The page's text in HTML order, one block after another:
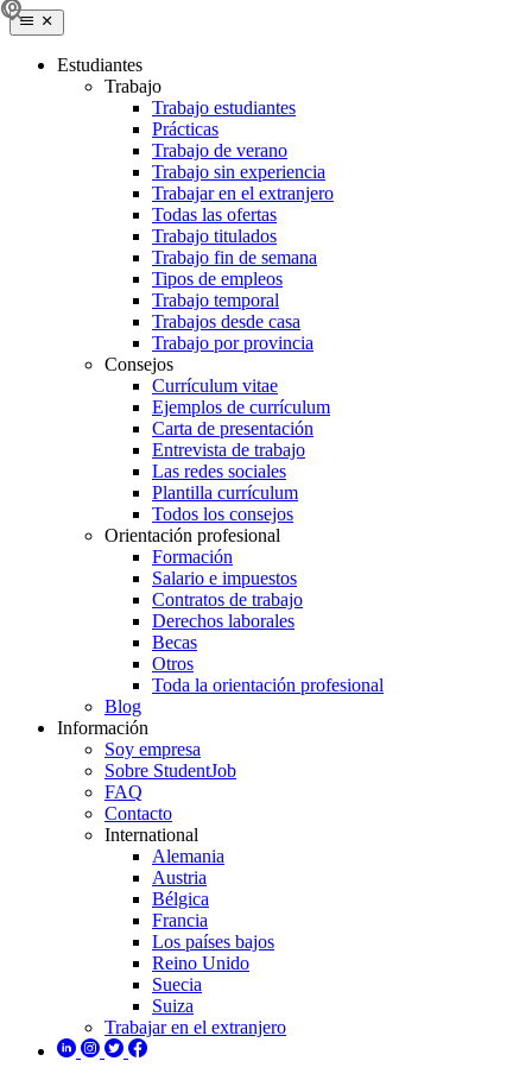
Estudiantes
Trabajo
Trabajo estudiantes
Prácticas
Trabajo de verano
Trabajo sin experiencia
Trabajar en el extranjero
Todas las ofertas
Trabajo titulados
Trabajo fin de semana
Tipos de empleos
Trabajo temporal
Trabajos desde casa
Trabajo por provincia
Consejos
Currículum vitae
Ejemplos de currículum
Carta de presentación
Entrevista de trabajo
Las redes sociales
Plantilla currículum
Todos los consejos
Orientación profesional
Formación
Salario e impuestos
Contratos de trabajo
Derechos laborales
Becas
Otros
Toda la orientación profesional
Blog
Información
Soy empresa
Sobre StudentJob
FAQ
Contacto
International
Alemania
Austria
Bélgica
Francia
Los países bajos
Reino Unido
Suecia
Suiza
Trabajar en el extranjero